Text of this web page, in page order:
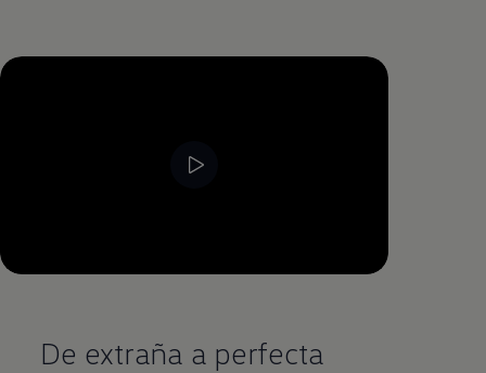
Remaining time, --:--
De extraña a perfecta